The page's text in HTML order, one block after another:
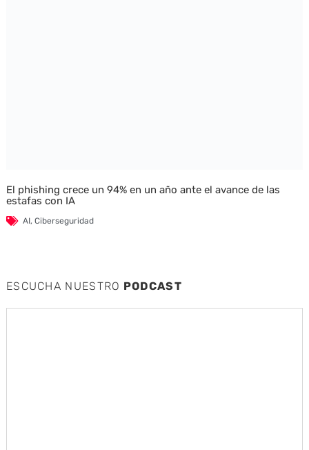
El phishing crece un 94% en un año ante el avance de las
estafas con IA
AI, Ciberseguridad
ESCUCHA NUESTRO PODCAST